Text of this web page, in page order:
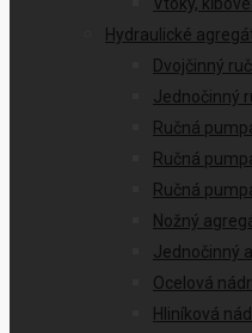
Hydraulické
Dvojčinný
Jednočinný
Ručná
Ručná
Ručná
Nožný
Jednočinný
Ocelová
Hliníková